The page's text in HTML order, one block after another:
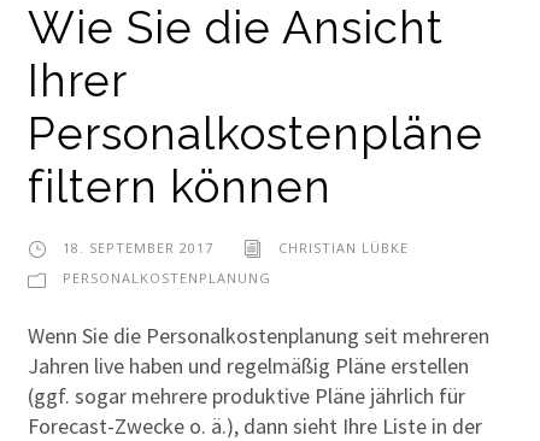
Wie Sie die Ansicht
Ihrer
Personalkostenpläne
filtern können
18. SEPTEMBER 2017
CHRISTIAN LÜBKE
PERSONALKOSTENPLANUNG
Wenn Sie die Personalkostenplanung seit mehreren
Jahren live haben und regelmäßig Pläne erstellen
(ggf. sogar mehrere produktive Pläne jährlich für
Forecast-Zwecke o. ä.), dann sieht Ihre Liste in der